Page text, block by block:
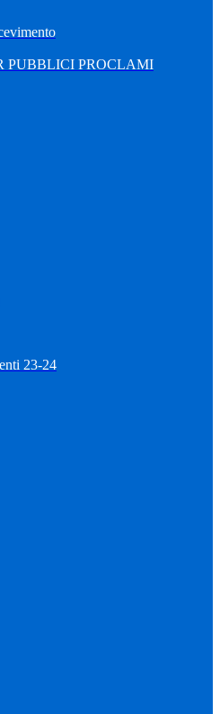
PUBBLICI PROCLAMI
23-24